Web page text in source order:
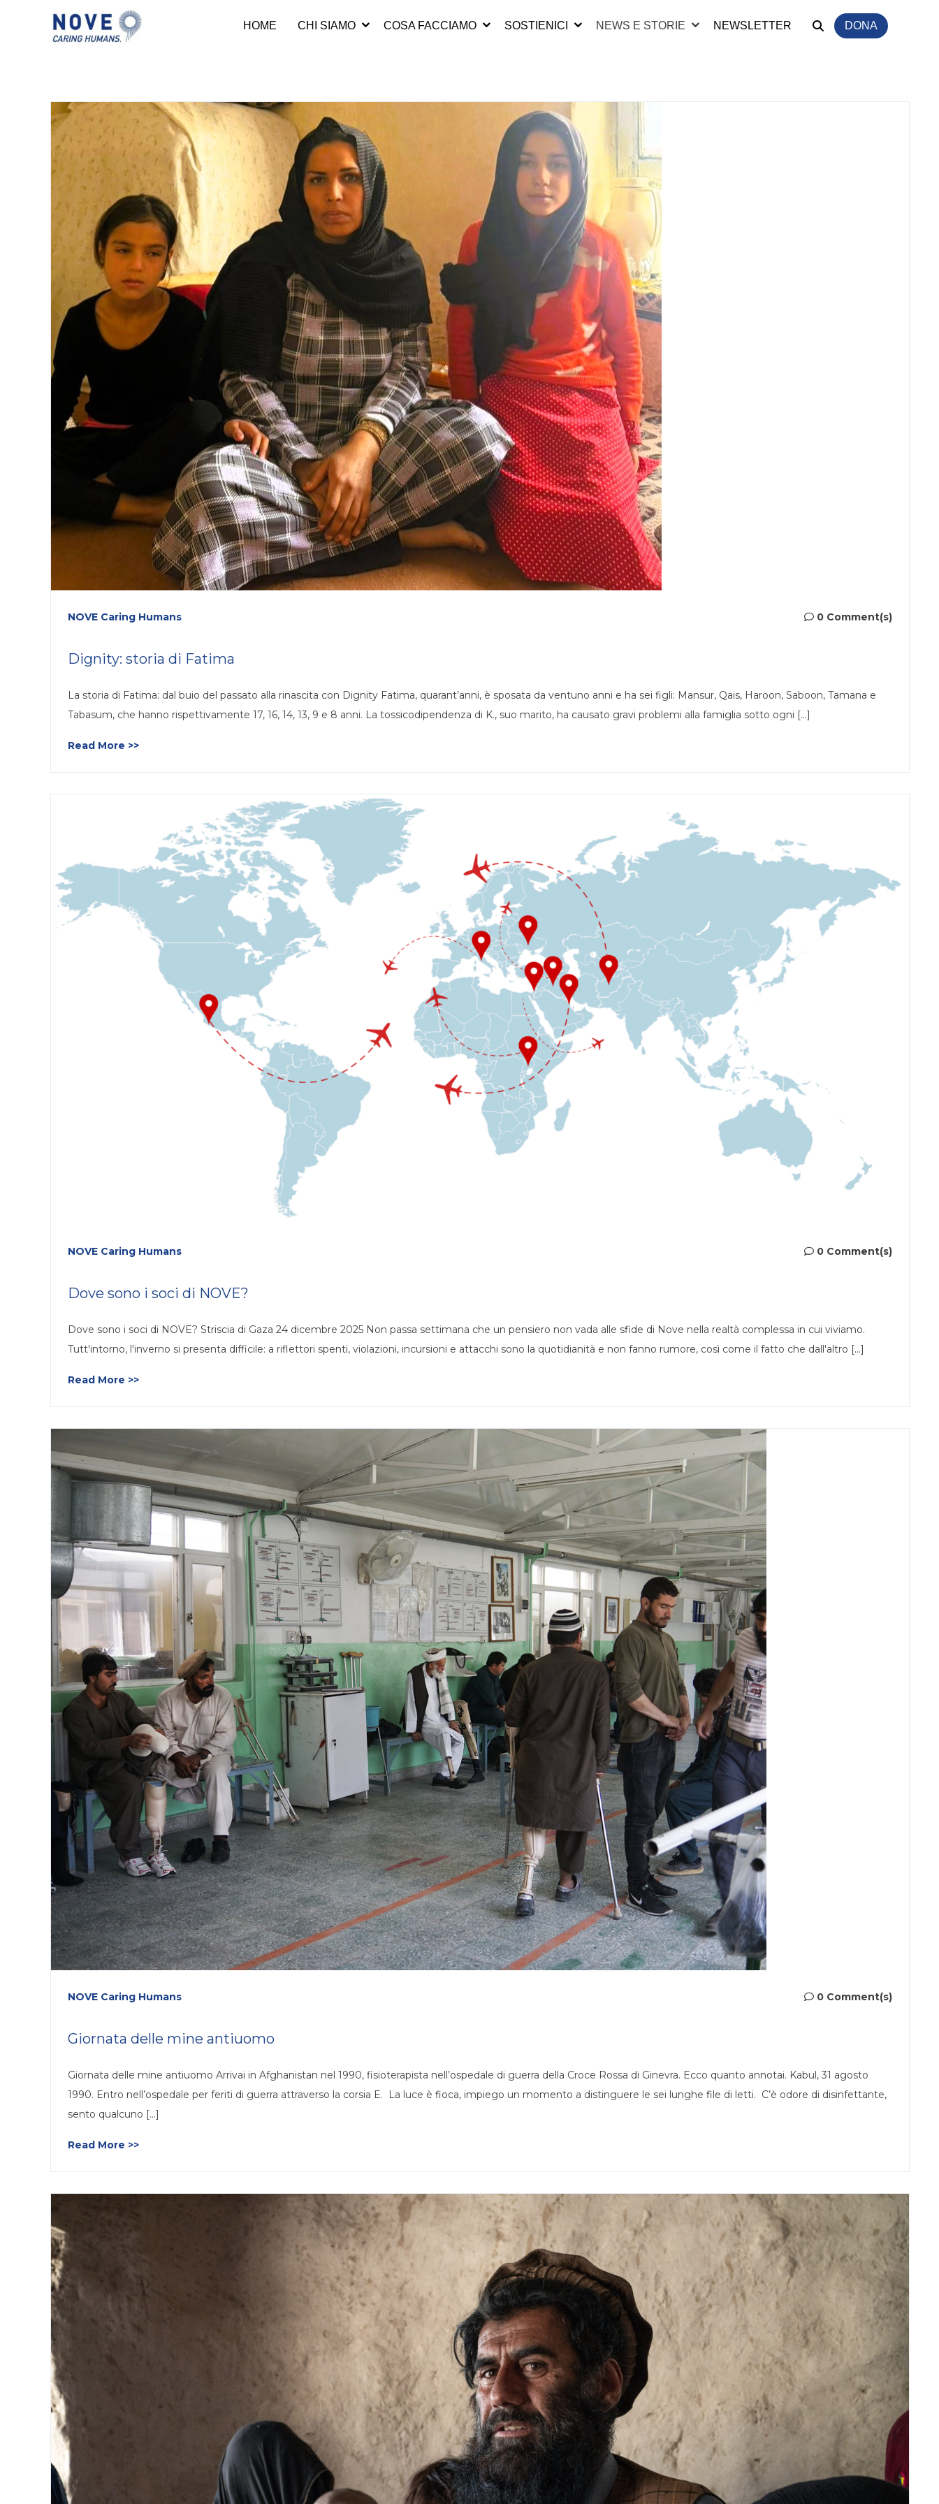
HOME CHI SIAMO COSA FACCIAMO SOSTIENICI NEWS E STORIE NEWSLETTER DONA
NOVE Caring Humans 0 Comment(s)
Dignity: storia di Fatima
La storia di Fatima: dal buio del passato alla rinascita con Dignity Fatima, quarant’anni, è sposata da ventuno anni e ha sei figli: Mansur, Qais, Haroon, Saboon, Tamana e
Tabasum, che hanno rispettivamente 17, 16, 14, 13, 9 e 8 anni. La tossicodipendenza di K., suo marito, ha causato gravi problemi alla famiglia sotto ogni [...]
Read More >>
NOVE Caring Humans 0 Comment(s)
Dove sono i soci di NOVE?
Dove sono i soci di NOVE? Striscia di Gaza 24 dicembre 2025 Non passa settimana che un pensiero non vada alle sfide di Nove nella realtà complessa in cui viviamo.
Tutt'intorno, l'inverno si presenta difficile: a riflettori spenti, violazioni, incursioni e attacchi sono la quotidianità e non fanno rumore, così come il fatto che dall'altro [...]
Read More >>
NOVE Caring Humans 0 Comment(s)
Giornata delle mine antiuomo
Giornata delle mine antiuomo Arrivai in Afghanistan nel 1990, fisioterapista nell’ospedale di guerra della Croce Rossa di Ginevra. Ecco quanto annotai. Kabul, 31 agosto
1990. Entro nell’ospedale per feriti di guerra attraverso la corsia E. La luce è fioca, impiego un momento a distinguere le sei lunghe file di letti. C’è odore di disinfettante,
sento qualcuno [...]
Read More >>